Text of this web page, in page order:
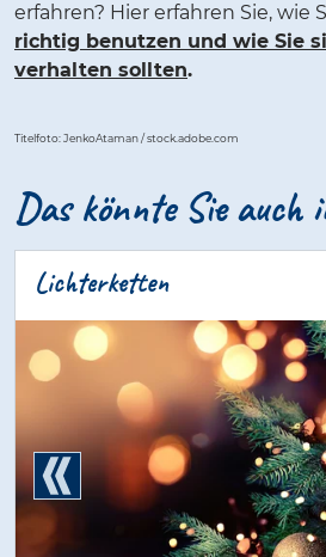
erfahren? Hier erfahren Sie, wie
richtig benutzen und wie Sie
verhalten sollten.
Titelfoto: JenkoAtaman / stock.adobe.com
Das könnte Sie auch
Lichterketten